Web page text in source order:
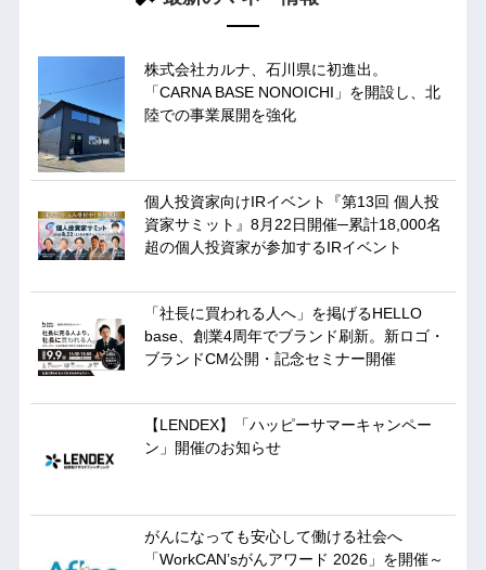
株式会社カルナ、石川県に初進出。
「CARNA BASE NONOICHI」を開設し、北
陸での事業展開を強化
個人投資家向けIRイベント『第13回 個人投
資家サミット』8月22日開催─累計18,000名
超の個人投資家が参加するIRイベント
「社長に買われる人へ」を掲げるHELLO
base、創業4周年でブランド刷新。新ロゴ・
ブランドCM公開・記念セミナー開催
【LENDEX】「ハッピーサマーキャンペー
ン」開催のお知らせ
がんになっても安心して働ける社会へ
「WorkCAN’sがんアワード 2026」を開催～